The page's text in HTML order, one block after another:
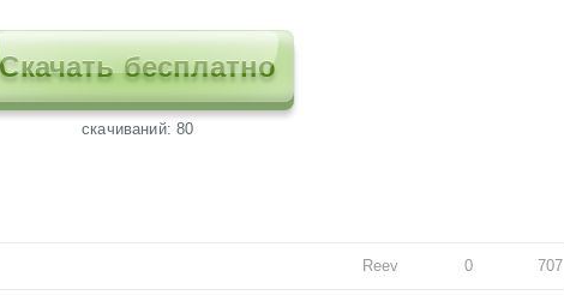
Скачать бесплатно
cкачиваний: 80
Reev 0 707